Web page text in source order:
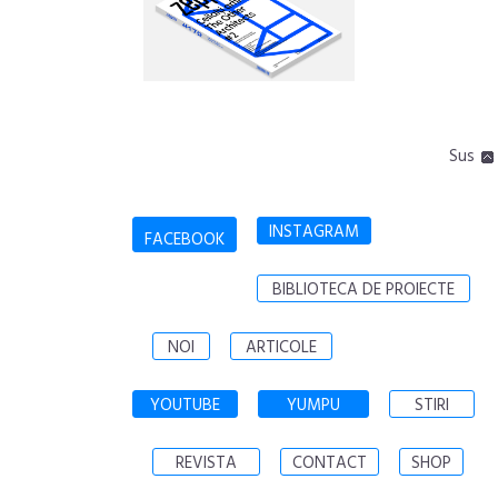
Sus
FACEBOOK INSTAGRAM
BIBLIOTECA DE PROIECTE
NOI ARTICOLE
YOUTUBE YUMPU STIRI
REVISTA CONTACT SHOP